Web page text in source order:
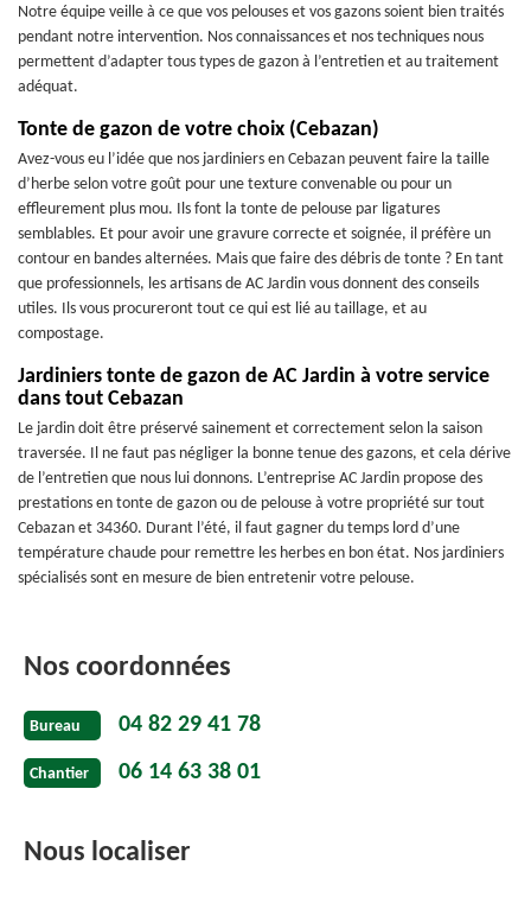
Notre équipe veille à ce que vos pelouses et vos gazons soient bien traités
pendant notre intervention. Nos connaissances et nos techniques nous
permettent d’adapter tous types de gazon à l’entretien et au traitement
adéquat.
Tonte de gazon de votre choix (Cebazan)
Avez-vous eu l’idée que nos jardiniers en Cebazan peuvent faire la taille
d’herbe selon votre goût pour une texture convenable ou pour un
effleurement plus mou. Ils font la tonte de pelouse par ligatures
semblables. Et pour avoir une gravure correcte et soignée, il préfère un
contour en bandes alternées. Mais que faire des débris de tonte ? En tant
que professionnels, les artisans de AC Jardin vous donnent des conseils
utiles. Ils vous procureront tout ce qui est lié au taillage, et au
compostage.
Jardiniers tonte de gazon de AC Jardin à votre service
dans tout Cebazan
Le jardin doit être préservé sainement et correctement selon la saison
traversée. Il ne faut pas négliger la bonne tenue des gazons, et cela dérive
de l’entretien que nous lui donnons. L’entreprise AC Jardin propose des
prestations en tonte de gazon ou de pelouse à votre propriété sur tout
Cebazan et 34360. Durant l’été, il faut gagner du temps lord d’une
température chaude pour remettre les herbes en bon état. Nos jardiniers
spécialisés sont en mesure de bien entretenir votre pelouse.
Nos coordonnées
Bureau 04 82 29 41 78
Chantier 06 14 63 38 01
Nous localiser